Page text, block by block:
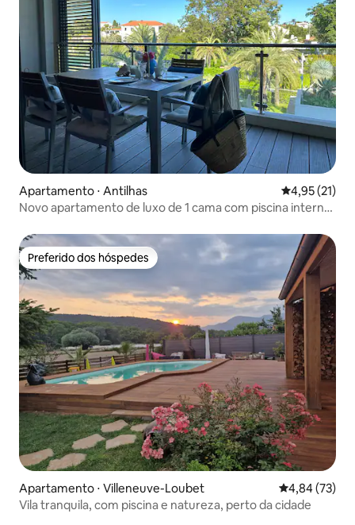
Apartamento ⋅ Antilhas 4,95 de uma
4,95 (21)
Novo apartamento de luxo de 1 cama com piscina interna
Preferido dos hóspedes
Preferido dos hóspedes
Apartamento ⋅ Villeneuve-Loubet 4,84 de uma
4,84 (73)
Vila tranquila, com piscina e natureza, perto da cidade